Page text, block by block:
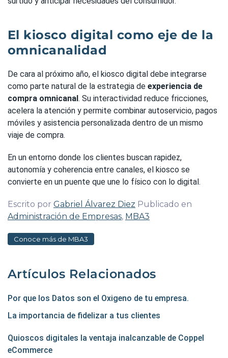
El kiosco digital como eje de la
omnicanalidad
De cara al próximo año, el kiosco digital debe integrarse
como parte natural de la estrategia de experiencia de
compra omnicanal. Su interactividad reduce fricciones,
acelera la atención y permite combinar autoservicio, pagos
móviles y asistencia personalizada dentro de un mismo
viaje de compra.
En un entorno donde los clientes buscan rapidez,
autonomía y coherencia entre canales, el kiosco se
convierte en un puente que une lo físico con lo digital.
Escrito por Gabriel Álvarez Diez Publicado en
Administración de Empresas, MBA3
Conoce más de MBA3
Artículos Relacionados
Por que los Datos son el Oxigeno de tu empresa.
La importancia de fidelizar a tus clientes
Quioscos digitales la ventaja inalcanzable de Coppel
eCommerce